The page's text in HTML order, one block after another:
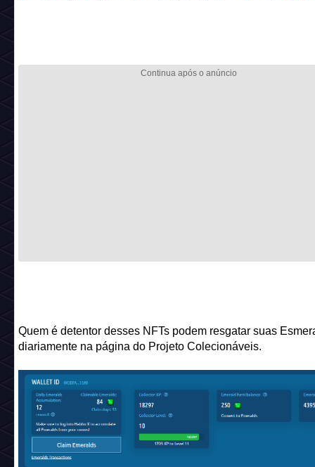
Quem é detentor desses NFTs podem resgatar suas
diariamente na página do Projeto Colecionáveis.